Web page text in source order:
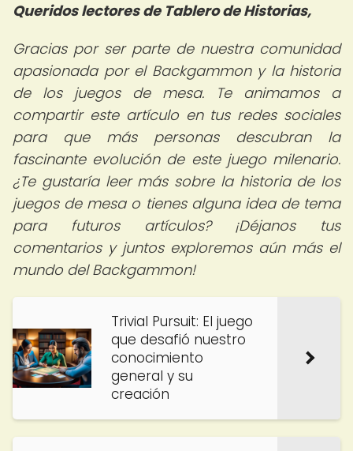
Queridos lectores de Tablero de Historias,
Gracias por ser parte de nuestra comunidad
apasionada por el Backgammon y la historia
de los juegos de mesa. Te animamos a
compartir este artículo en tus redes sociales
para que más personas descubran la
fascinante evolución de este juego milenario.
¿Te gustaría leer más sobre la historia de los
juegos de mesa o tienes alguna idea de tema
para futuros artículos? ¡Déjanos tus
comentarios y juntos exploremos aún más el
mundo del Backgammon!
Trivial Pursuit: El juego
que desafió nuestro
conocimiento
general y su
creación